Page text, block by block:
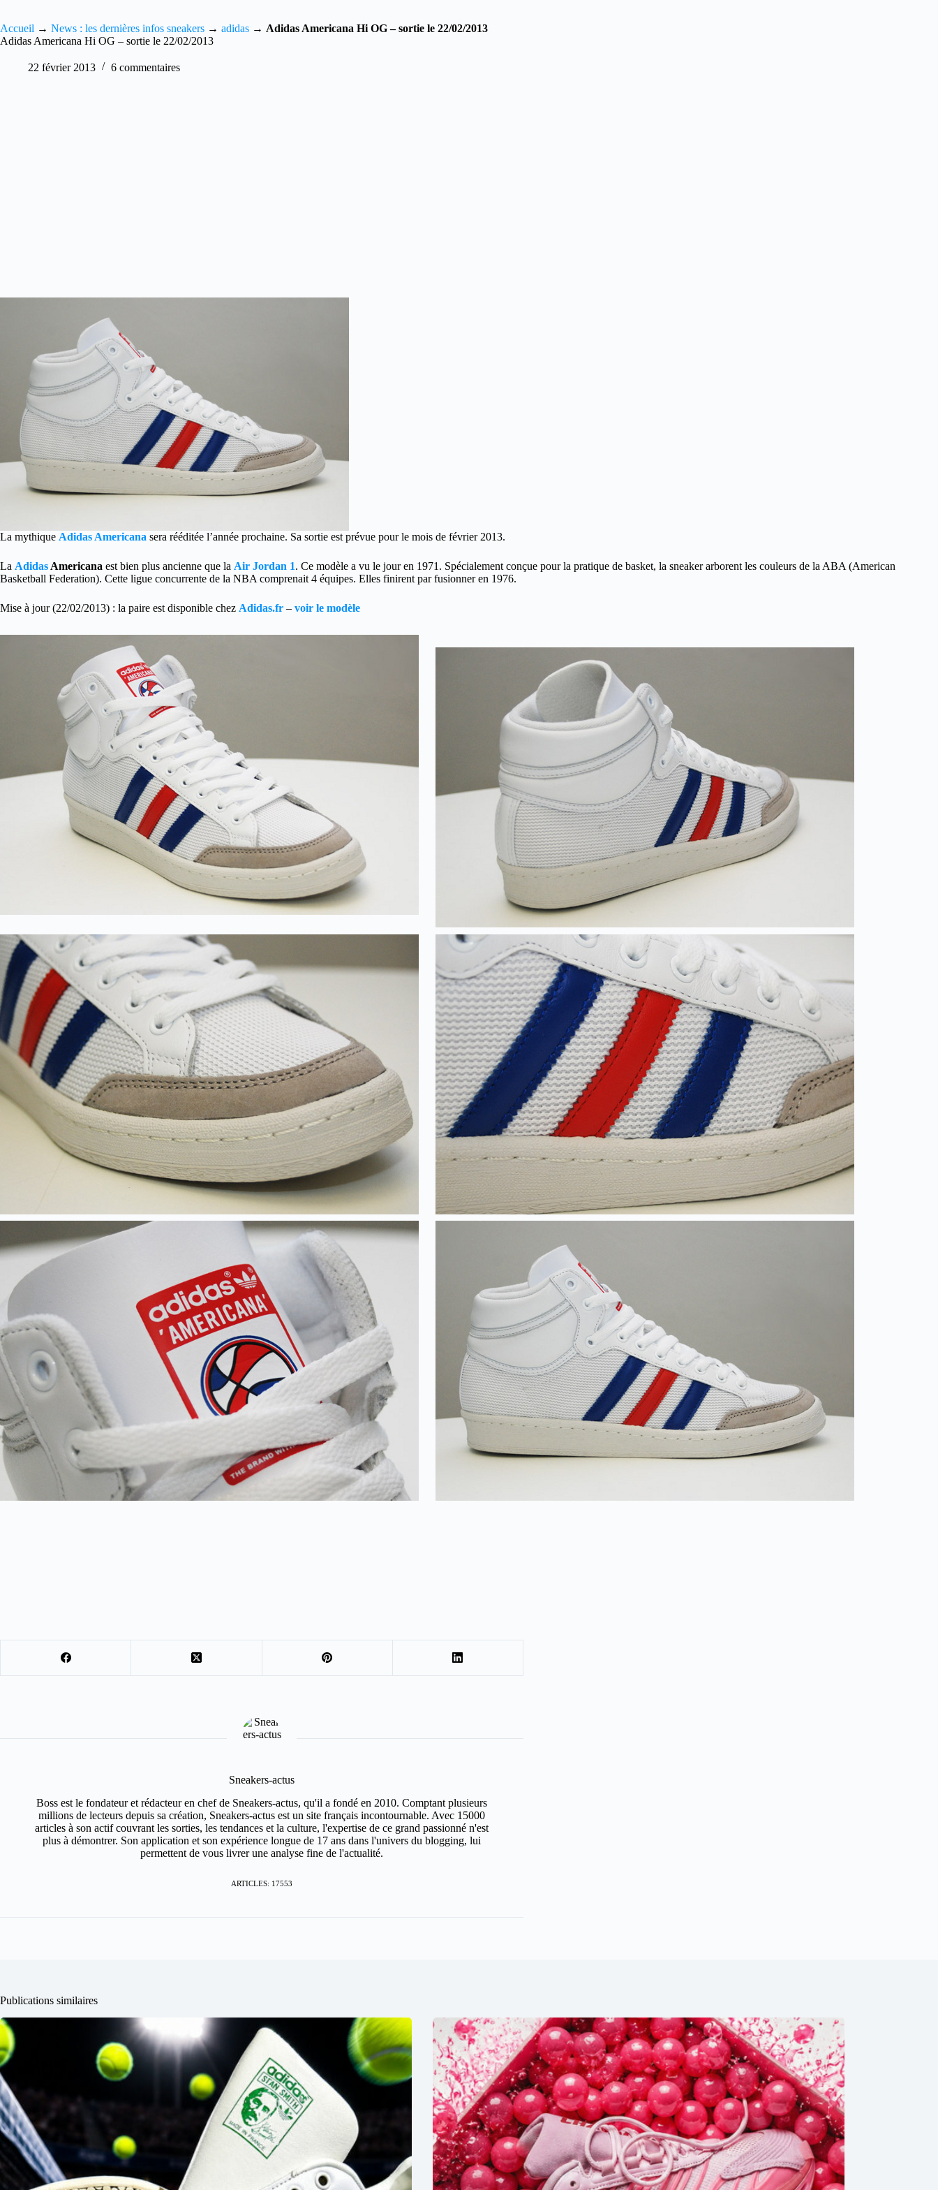
Accueil → News : les dernières infos sneakers → adidas → Adidas Americana Hi OG – sortie le 22/02/2013
Adidas Americana Hi OG – sortie le 22/02/2013
22 février 2013 6 commentaires
La mythique Adidas Americana sera rééditée l’année prochaine. Sa sortie est prévue pour le mois de février 2013.
La Adidas Americana est bien plus ancienne que la Air Jordan 1. Ce modèle a vu le jour en 1971. Spécialement conçue pour la pratique de basket, la sneaker arborent les couleurs de la ABA (American
Basketball Federation). Cette ligue concurrente de la NBA comprenait 4 équipes. Elles finirent par fusionner en 1976.
Mise à jour (22/02/2013) : la paire est disponible chez Adidas.fr – voir le modèle
Sneakers-actus
Boss est le fondateur et rédacteur en chef de Sneakers-actus, qu'il a fondé en 2010. Comptant plusieurs
millions de lecteurs depuis sa création, Sneakers-actus est un site français incontournable. Avec 15000
articles à son actif couvrant les sorties, les tendances et la culture, l'expertise de ce grand passionné n'est
plus à démontrer. Son application et son expérience longue de 17 ans dans l'univers du blogging, lui
permettent de vous livrer une analyse fine de l'actualité.
ARTICLES: 17553
Publications similaires